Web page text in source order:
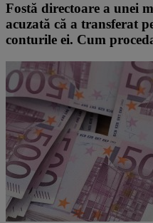
Fostă directoare a unei
acuzată că a transferat
conturile ei. Cum